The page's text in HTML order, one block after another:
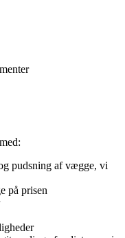
pudsning af vægge, vi
på prisen